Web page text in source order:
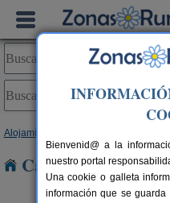
Alojamientos
Casas Rurales
Bienvenid@ a la
nuestro portal
Una cookie o galleta
información que se